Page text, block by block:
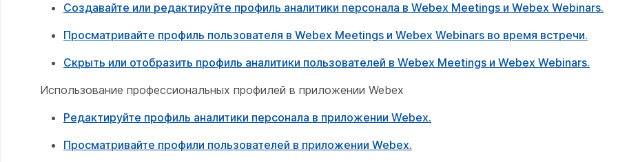
Создавайте или редактируйте профиль аналитики персонала в Webex Meetings и Webex Webinars.
Просматривайте профиль пользователя в Webex Meetings и Webex Webinars во время встречи.
Скрыть или отобразить профиль аналитики пользователей в Webex Meetings и Webex Webinars.
Использование профессиональных профилей в приложении Webex
Редактируйте профиль аналитики персонала в приложении Webex.
Просматривайте профили пользователей в приложении Webex.